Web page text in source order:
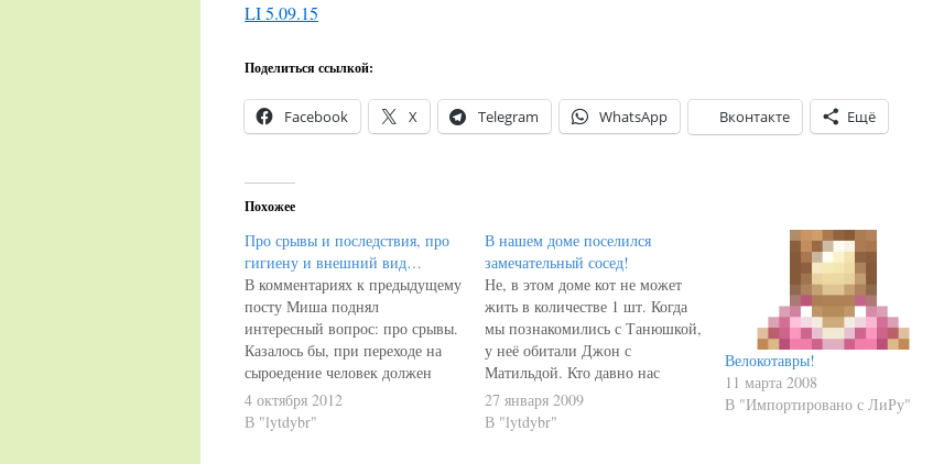
LI 5.09.15
Поделиться ссылкой:
Facebook X Telegram WhatsApp Вконтакте Ещё
Похожее
Про срывы и последствия, про
гигиену и внешний вид…
В комментариях к предыдущему
посту Миша поднял
интересный вопрос: про срывы.
Казалось бы, при переходе на
сыроедение человек должен
понимать, "что такое хорошо и
что такое плохо" - что можно и
нужно есть, а от чего будут
4 октября 2012
В "lytdybr"
В нашем доме поселился
замечательный сосед!
Не, в этом доме кот не может
жить в количестве 1 шт. Когда
мы познакомились с Танюшкой,
у неё обитали Джон с
Матильдой. Кто давно нас
читает - видели этих
старожилов. Потом некоторое
время никого не было, пока: мы
27 января 2009
В "lytdybr"
Велокотавры!
11 марта 2008
В "Импортировано с ЛиРу"